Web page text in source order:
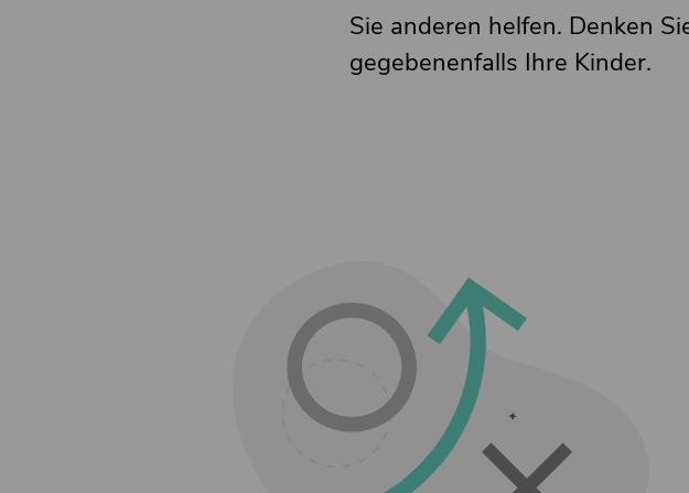
Sie anderen helfen. Denken
gegebenenfalls Ihre Kinder.